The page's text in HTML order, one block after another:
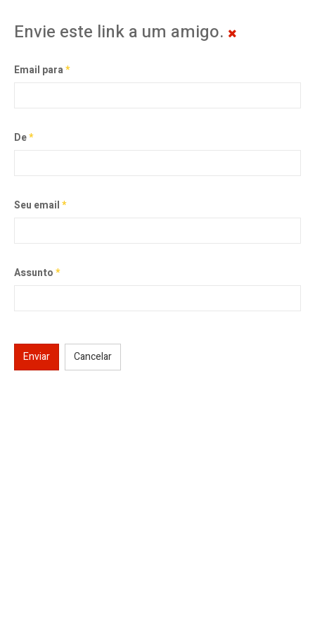
Envie este link a um amigo.
Email para*
De*
Seu email*
Assunto*
Enviar Cancelar